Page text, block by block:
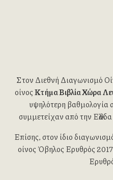
Στον Διεθνή Διαγωνισμό
οίνοςΚτήμα Βιβλία Χώρα
υψηλότερη βαθμολογία
συμμετείχαν από την
Επίσης, στον ίδιο
οίνος Όβηλος Ερυθρός